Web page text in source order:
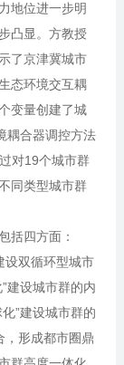
地位进一步明
凸显。方教授
了京津冀城市
态环境交互耦
变量创建了城
耦合器调控方法
对19个城市群
同类型城市群
括四方面：
设双循环型城市
建设城市群的内
”建设城市群的
，形成都市圈鼎